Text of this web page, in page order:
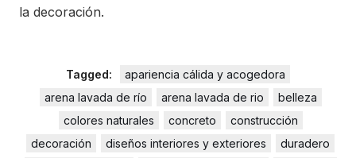
la decoración.
Tagged:
apariencia cálida y acogedora
arena lavada de río
arena lavada de rio
belleza
colores naturales
concreto
construcción
decoración
diseños interiores y exteriores
duradero